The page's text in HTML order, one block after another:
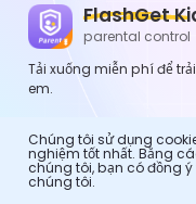
Điều gì xảy
đã chặn
Khi bạn gọi cho ai
của họ, nó sẽ chỉ
gọi sẽ được chuyển
FlashGet
parental control
Tải xuống miễn phí để
em.
Chúng tôi sử dụng
nghiệm tốt nhất. Bằng
chúng tôi, bạn có đồng ý
chúng tôi.